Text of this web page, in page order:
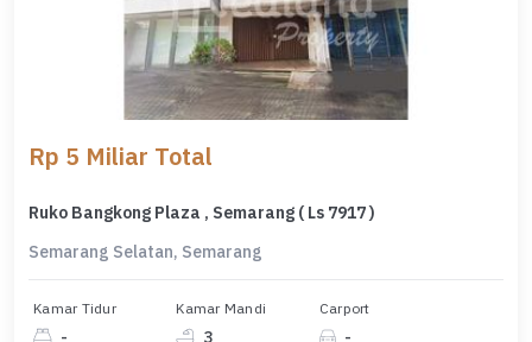
Rp 5 Miliar Total
Ruko Bangkong Plaza , Semarang ( Ls 7917 )
Semarang Selatan, Semarang
Kamar Tidur
-
Kamar Mandi
3
Carport
-